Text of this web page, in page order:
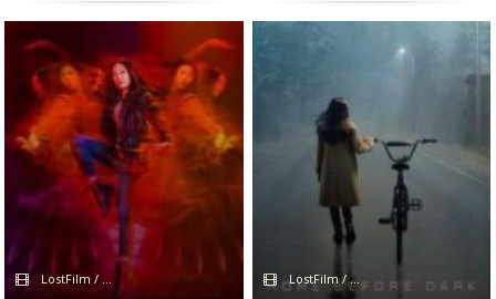
LostFilm / Сериалы 2021 LostFilm / Apple TV+